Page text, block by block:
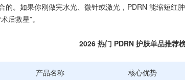
的。如果你刚做完水光、微针或激光，PDRN 能缩短红
术后救星”。
2026 热门 PDRN 护肤单品推荐
产品名称 核心优势